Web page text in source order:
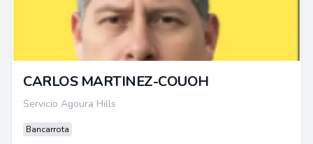
CARLOS MARTINEZ-COUOH
Servicio Agoura Hills
Bancarrota